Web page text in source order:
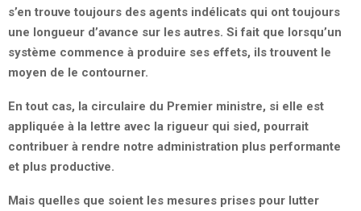
s’en trouve toujours des agents indélicats qui ont toujours
une longueur d’avance sur les autres. Si fait que lorsqu’un
système commence à produire ses effets, ils trouvent le
moyen de le contourner.
En tout cas, la circulaire du Premier ministre, si elle est
appliquée à la lettre avec la rigueur qui sied, pourrait
contribuer à rendre notre administration plus performante
et plus productive.
Mais quelles que soient les mesures prises pour lutter